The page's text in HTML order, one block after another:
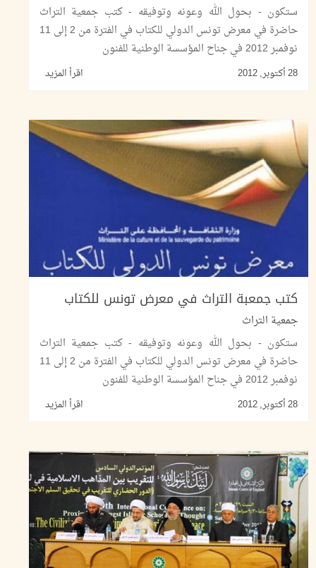
ستكون - بحول الله وعونه وتوفيقه - كتب جمعية التراث
حاضرة في معرض تونس الدولي للكتاب في الفترة من 2 إلى 11
نوفمبر 2012 في جناح المؤسسة الوطنية للفنون
28 أكتوبر, 2012 اقرأ المزيد
كتب جمعبة التراث في معرض تونس للكتاب
جمعية التراث
ستكون - بحول الله وعونه وتوفيقه - كتب جمعية التراث
حاضرة في معرض تونس الدولي للكتاب في الفترة من 2 إلى 11
نوفمبر 2012 في جناح المؤسسة الوطنية للفنون
28 أكتوبر, 2012 اقرأ المزيد